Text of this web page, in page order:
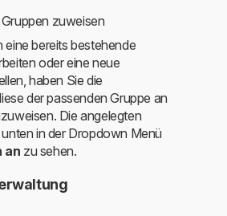
zuweisen
eine bereits bestehende
oder eine neue
haben Sie die
der passenden Gruppe an
Die angelegten
in der Dropdown Menü
an zu sehen.